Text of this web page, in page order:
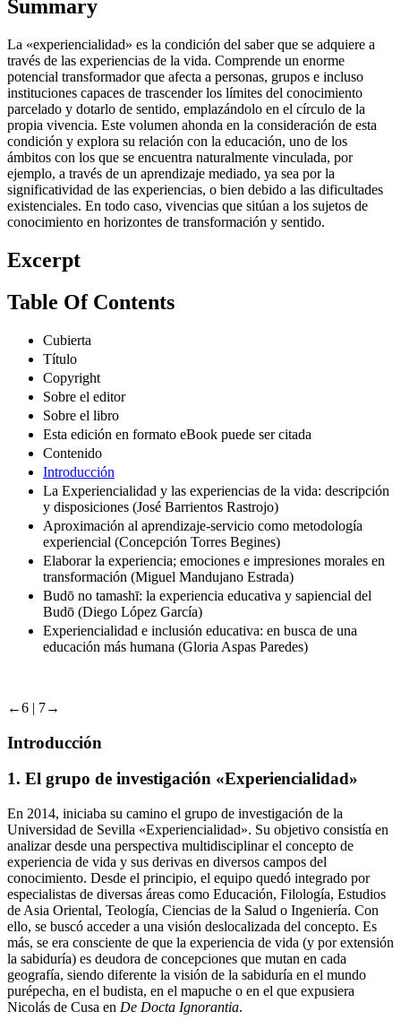
Summary
La «experiencialidad» es la condición del saber que se adquiere a
través de las experiencias de la vida. Comprende un enorme
potencial transformador que afecta a personas, grupos e incluso
instituciones capaces de trascender los límites del conocimiento
parcelado y dotarlo de sentido, emplazándolo en el círculo de la
propia vivencia. Este volumen ahonda en la consideración de esta
condición y explora su relación con la educación, uno de los
ámbitos con los que se encuentra naturalmente vinculada, por
ejemplo, a través de un aprendizaje mediado, ya sea por la
significatividad de las experiencias, o bien debido a las dificultades
existenciales. En todo caso, vivencias que sitúan a los sujetos de
conocimiento en horizontes de transformación y sentido.
Excerpt
Table Of Contents
Cubierta
Título
Copyright
Sobre el editor
Sobre el libro
Esta edición en formato eBook puede ser citada
Contenido
Introducción
La Experiencialidad y las experiencias de la vida: descripción
y disposiciones (José Barrientos Rastrojo)
Aproximación al aprendizaje-servicio como metodología
experiencial (Concepción Torres Begines)
Elaborar la experiencia; emociones e impresiones morales en
transformación (Miguel Mandujano Estrada)
Budō no tamashī: la experiencia educativa y sapiencial del
Budō (Diego López García)
Experiencialidad e inclusión educativa: en busca de una
educación más humana (Gloria Aspas Paredes)
←6 | 7→
Introducción
1. El grupo de investigación «Experiencialidad»
En 2014, iniciaba su camino el grupo de investigación de la
Universidad de Sevilla «Experiencialidad». Su objetivo consistía en
analizar desde una perspectiva multidisciplinar el concepto de
experiencia de vida y sus derivas en diversos campos del
conocimiento. Desde el principio, el equipo quedó integrado por
especialistas de diversas áreas como Educación, Filología, Estudios
de Asia Oriental, Teología, Ciencias de la Salud o Ingeniería. Con
ello, se buscó acceder a una visión deslocalizada del concepto. Es
más, se era consciente de que la experiencia de vida (y por extensión
la sabiduría) es deudora de concepciones que mutan en cada
geografía, siendo diferente la visión de la sabiduría en el mundo
purépecha, en el budista, en el mapuche o en el que expusiera
Nicolás de Cusa en De Docta Ignorantia.